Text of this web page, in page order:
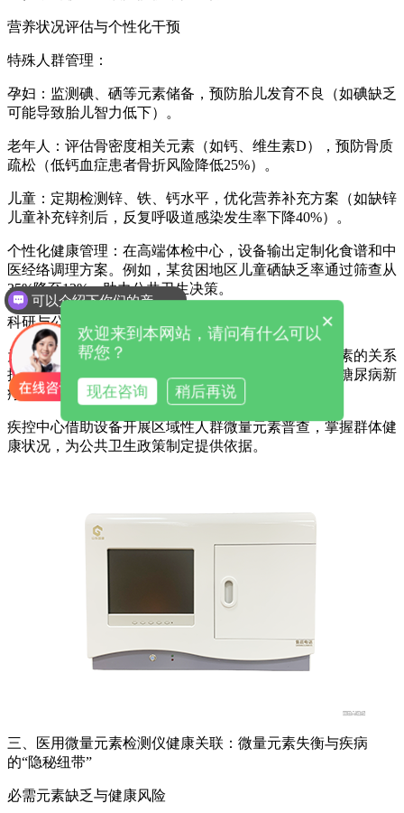
营养状况评估与个性化干预
特殊人群管理：
孕妇：监测碘、硒等元素储备，预防胎儿发育不良（如碘缺乏
可能导致胎儿智力低下）。
老年人：评估骨密度相关元素（如钙、维生素D），预防骨质
疏松（低钙血症患者骨折风险降低25%）。
儿童：定期检测锌、铁、钙水平，优化营养补充方案（如缺锌
儿童补充锌剂后，反复呼吸道感染发生率下降40%）。
个性化健康管理：在高端体检中心，设备输出定制化食谱和中
医经络调理方案。例如，某贫困地区儿童硒缺乏率通过筛查从
35%降至12%，助力公共卫生决策。
科研与公共卫生监测
为科学家研究中国人群的微量元素基准值、与环境因素的关系
提供数据支持（如发现缺锌可能影响胰岛素合成，为糖尿病新
疗法研发提供线索）。
疾控中心借助设备开展区域性人群微量元素普查，掌握群体健
康状况，为公共卫生政策制定提供依据。
三、医用微量元素检测仪健康关联：微量元素失衡与疾病
的“隐秘纽带”
必需元素缺乏与健康风险
可以介绍下你们的产品么
×
欢迎来到本网站，请问有什么可以
帮您？
现在咨询 稍后再说